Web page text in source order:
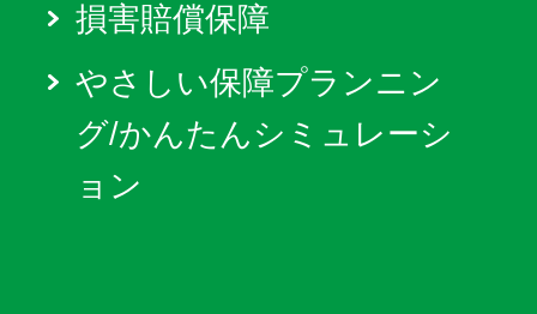
損害賠償保障
やさしい保障プランニン
グ/かんたんシミュレーシ
ョン